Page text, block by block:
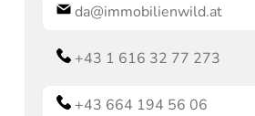
da@immobilienwild.at
+43 1 616 32 77 273
+43 664 194 56 06